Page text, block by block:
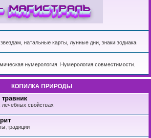
натальные карты, лунные дни, знаки зодиака
нумерология. Нумерология совместимости.
КОПИЛКА ПРИРОДЫ
лечебных свойствах